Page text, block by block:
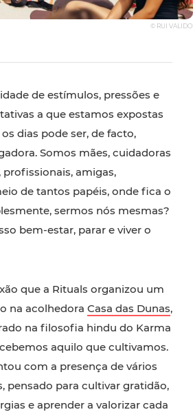
© RUI VALIDO
de estímulos, pressões e
a que estamos expostas
dias pode ser, de facto,
Somos mães, cuidadoras
profissionais, amigas,
de tantos papéis, onde fica o
sermos nós mesmas?
bem-estar, parar e viver o
que a Rituals organizou um
na acolhedora Casa das Dunas,
na filosofia hindu do Karma
aquilo que cultivamos.
com a presença de vários
pensado para cultivar gratidão,
e aprender a valorizar cada